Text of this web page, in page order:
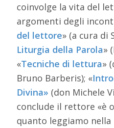
coinvolge la vita del
argomenti degli
del lettore» (a cura di
Liturgia della Parola»
«Tecniche di lettura»
Bruno Barberis); «
Divina» (don Michele
conclude il rettore «è
quanto leggiamo nella